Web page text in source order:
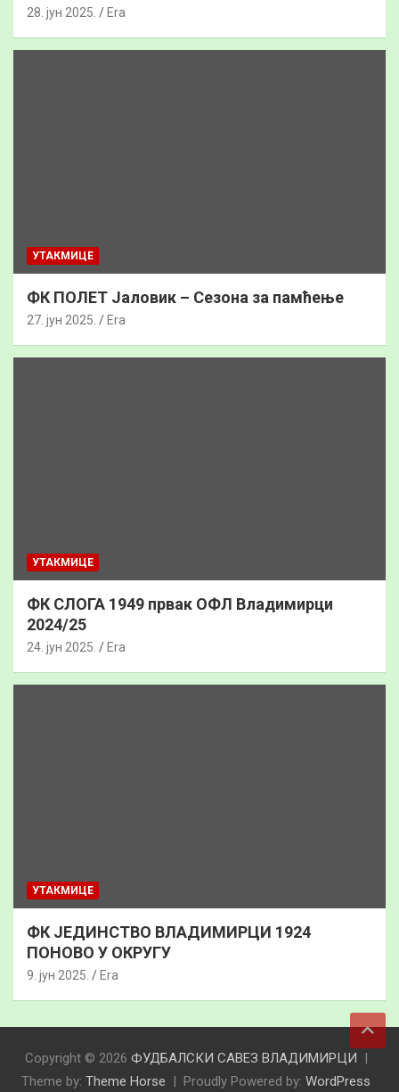
28. јун 2025. Era
УТАКМИЦЕ
ФК ПОЛЕТ Јаловик – Сезона за памћење
27. јун 2025. Era
УТАКМИЦЕ
ФК СЛОГА 1949 првак ОФЛ Владимирци
2024/25
24. јун 2025. Era
УТАКМИЦЕ
ФК ЈЕДИНСТВО ВЛАДИМИРЦИ 1924
ПОНОВО У ОКРУГУ
9. јун 2025. Era
Copyright © 2026 ФУДБАЛСКИ САВЕЗ ВЛАДИМИРЦИ
Theme by: Theme Horse Proudly Powered by: WordPress